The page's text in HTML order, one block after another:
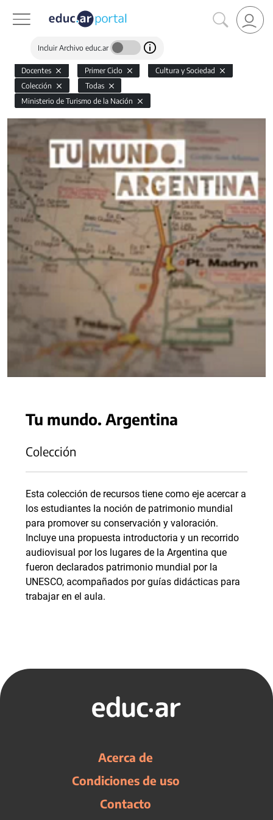
Incluir Archivo educ.ar
Docentes Primer Ciclo
Cultura y Sociedad
Colección
Todas
Ministerio de Turismo de la Nación
Tu mundo. Argentina
Colección
Esta colección de recursos tiene como eje acercar a
los estudiantes la noción de patrimonio mundial
para promover su conservación y valoración.
Incluye una propuesta introductoria y un recorrido
audiovisual por los lugares de la Argentina que
fueron declarados patrimonio mundial por la
UNESCO, acompañados por guías didácticas para
trabajar en el aula.
Acerca de
Condiciones de uso
Contacto